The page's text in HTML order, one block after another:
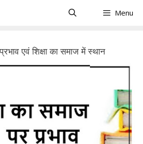
Menu
एवं शिक्षा का समाज में स्थान